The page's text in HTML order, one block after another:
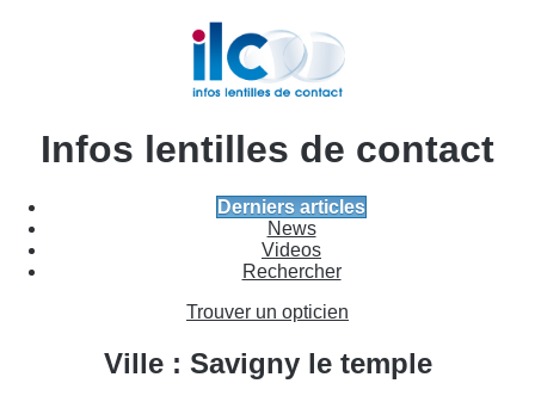
Infos lentilles de contact
Derniers articles
News
Videos
Rechercher
Trouver un opticien
Ville : Savigny le temple